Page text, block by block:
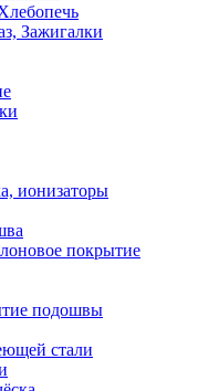
Зажигалки
ионизаторы
покрытие
подошвы
стали